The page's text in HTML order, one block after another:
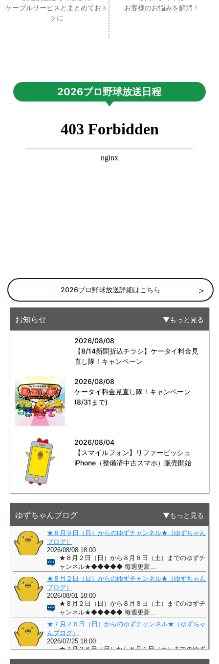
ケーブルサービスとまとめておト
クに
お客様のお悩みを解消！
2026プロ野球放送日程
2026プロ野球放送詳細はこちら
お知らせ もっと見る
2026/08/08
【8/14新聞折込チラシ】ケータイ料金見
直し隊！キャンペーン
2026/08/08
ケータイ料金見直し隊！キャンペーン
(8/31まで)
2026/08/04
【スマイルフォン】リファービッシュ
iPhone（整備済中古スマホ）販売開始
ゆずちゃんブログ もっと見る